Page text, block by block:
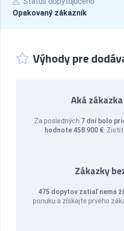
Opakovaný zákazník
Výhody pre
Aká
Za posledných 7 dní bolo
hodnote 458 900 € .
Zákazky
475 dopytov zatiaľ nemá
ponuku a získajte prvého